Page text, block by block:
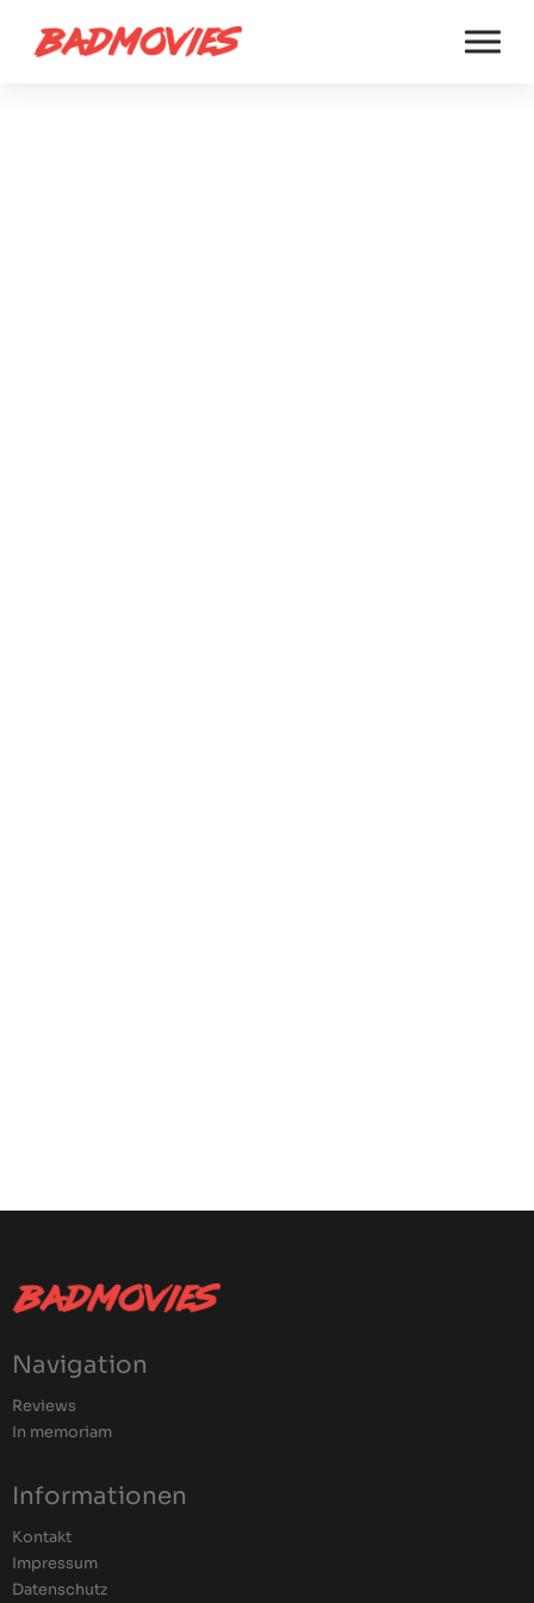
Navigation
Reviews
In memoriam
Informationen
Kontakt
Impressum
Datenschutz